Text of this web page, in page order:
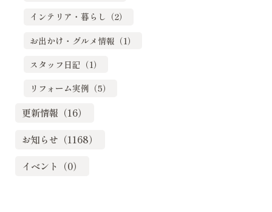
インテリア・暮らし（2）
お出かけ・グルメ情報（1）
スタッフ日記（1）
リフォーム実例（5）
更新情報（16）
お知らせ（1168）
イベント（0）